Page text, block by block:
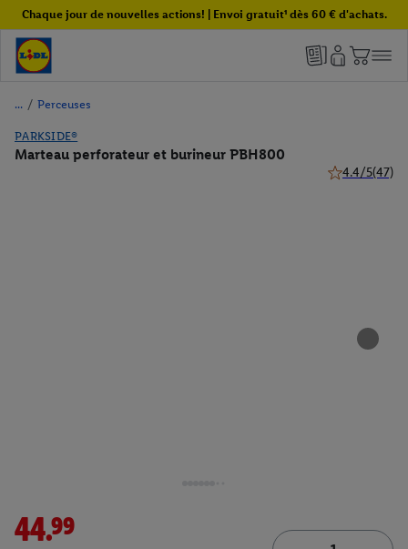
Chaque jour de nouvelles actions! | Envoi gratuit¹ dès 60 € d'achats.
/ Perceuses
PARKSIDE®
Marteau perforateur et burineur PBH800
4.4/5(47)
44.99